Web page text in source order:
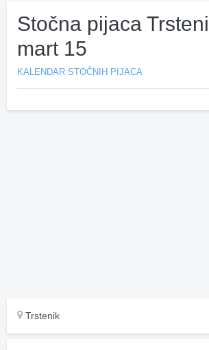
Stočna pijaca
mart 15
KALENDAR STOČNIH PIJACA
Trstenik